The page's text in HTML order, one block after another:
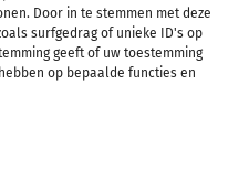
Door in te stemmen met deze
surfgedrag of unieke ID's op
geeft of uw toestemming
op bepaalde functies en
is dat heel
probleem. Sla het